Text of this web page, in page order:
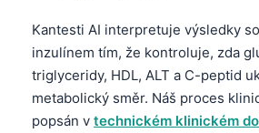
Kantesti AI interpretuje výsledky
inzulínem tím, že kontroluje, zda
triglyceridy, HDL, ALT a C-peptid
metabolický směr. Náš proces
popsán v technickém klinickém